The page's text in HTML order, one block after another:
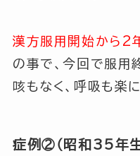
漢方服用開始から2
の事で、今回で服用
咳もなく、呼吸も楽
症例②（昭和35年生